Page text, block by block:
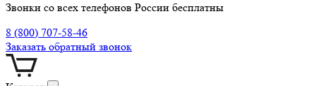
Звонки со всех телефонов России бесплатны
8 (800) 707-58-46
Заказать обратный звонок